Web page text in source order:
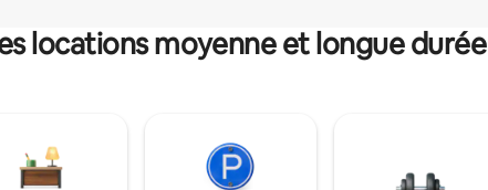
locations moyenne et longue durée